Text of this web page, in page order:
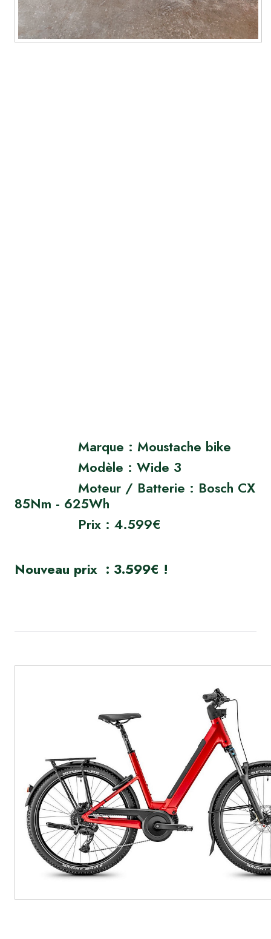
Marque : Moustache bike
Modèle : Wide 3
Moteur / Batterie : Bosch CX
85Nm - 625Wh
Prix : 4.599€
Nouveau prix : 3.599€ !